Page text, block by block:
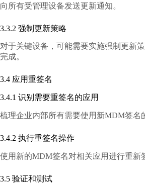
向所有受管理设备发送更新通知。
3.3.2 强制更新策略
对于关键设备，可能需要实施强制更新
完成。
3.4 应用重签名
3.4.1 识别需要重签名的应用
梳理企业内部所有需要使用新MDM签名
3.4.2 执行重签名操作
使用新的MDM签名对相关应用进行重新
3.5 验证和测试